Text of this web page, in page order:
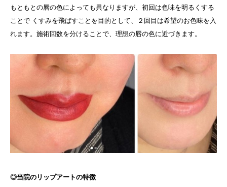
もともとの唇の色によっても異なりますが、初回は色味を明るくする
ことで くすみを飛ばすことを目的として、２回目は希望のお色味を入
れます。施術回数を分けることで、理想の唇の色に近づきます。
◎当院のリップアートの特徴